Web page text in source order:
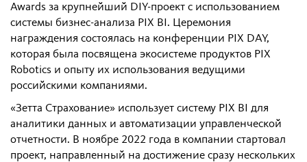
Awards за крупнейший DIY-проект с использованием
системы бизнес-анализа PIX BI. Церемония
награждения состоялась на конференции PIX DAY,
которая была посвящена экосистеме продуктов PIX
Robotics и опыту их использования ведущими
российскими компаниями.
«Зетта Страхование» использует систему PIX BI для
аналитики данных и автоматизации управленческой
отчетности. В ноябре 2022 года в компании стартовал
проект, направленный на достижение сразу нескольких